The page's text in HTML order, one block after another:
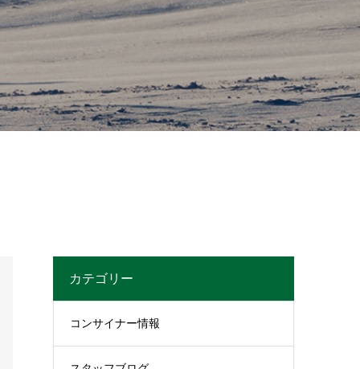
カテゴリー
コンサイナー情報